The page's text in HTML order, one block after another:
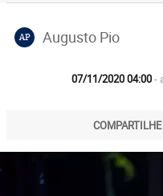
AP Augusto Pio
07/11/2020 04:00-
COMPARTILHE